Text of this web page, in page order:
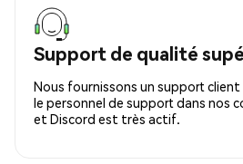
Support de qualité
Nous fournissons un support client
le personnel de support dans nos
et Discord est très actif.